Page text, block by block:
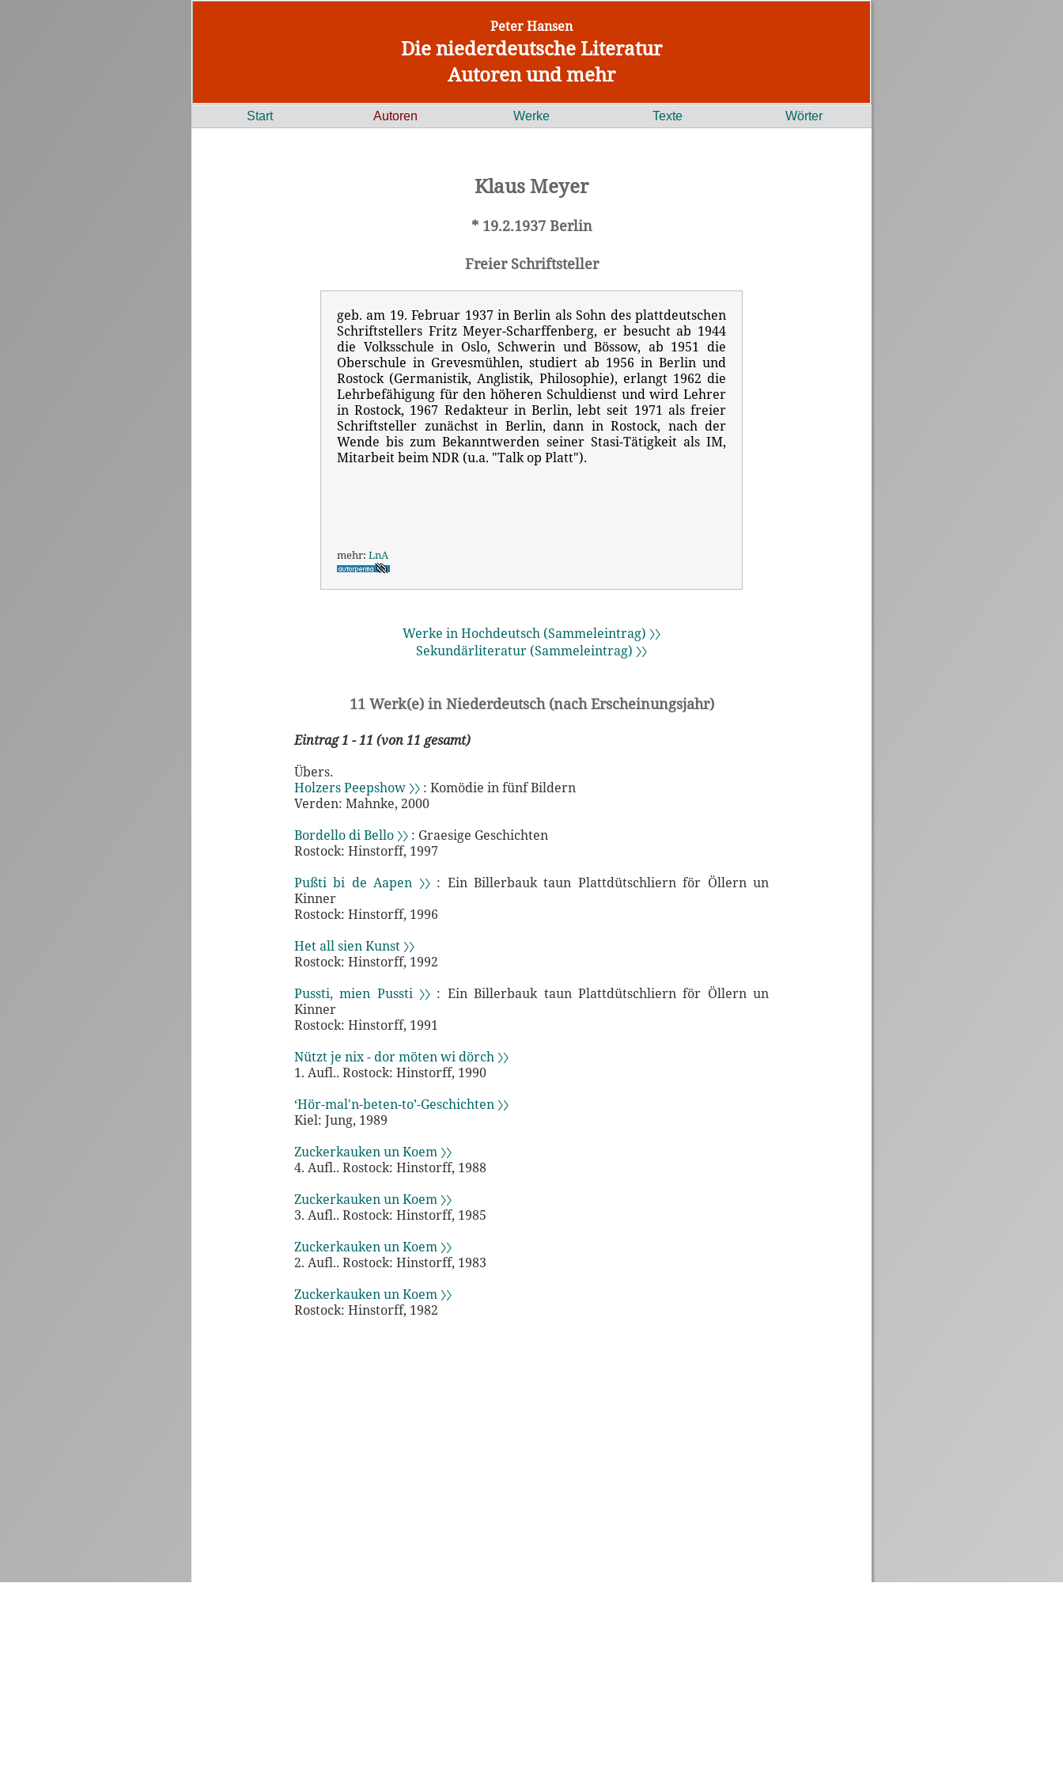
Peter Hansen
Die niederdeutsche Literatur
Autoren und mehr
Start Autoren Werke Texte Wörter
Klaus Meyer
* 19.2.1937 Berlin
Freier Schriftsteller
geb. am 19. Februar 1937 in Berlin als Sohn des plattdeutschen
Schriftstellers Fritz Meyer-Scharffenberg, er besucht ab 1944
die Volksschule in Oslo, Schwerin und Bössow, ab 1951 die
Oberschule in Grevesmühlen, studiert ab 1956 in Berlin und
Rostock (Germanistik, Anglistik, Philosophie), erlangt 1962 die
Lehrbefähigung für den höheren Schuldienst und wird Lehrer
in Rostock, 1967 Redakteur in Berlin, lebt seit 1971 als freier
Schriftsteller zunächst in Berlin, dann in Rostock, nach der
Wende bis zum Bekanntwerden seiner Stasi-Tätigkeit als IM,
Mitarbeit beim NDR (u.a. "Talk op Platt").
mehr: LnA
Werke in Hochdeutsch (Sammeleintrag) 〉〉
Sekundärliteratur (Sammeleintrag) 〉〉
11 Werk(e) in Niederdeutsch (nach Erscheinungsjahr)
Eintrag 1 - 11 (von 11 gesamt)
Übers.
Holzers Peepshow 〉〉 : Komödie in fünf Bildern
Verden: Mahnke, 2000
Bordello di Bello 〉〉 : Graesige Geschichten
Rostock: Hinstorff, 1997
Pußti bi de Aapen 〉〉: Ein Billerbauk taun Plattdütschliern för Öllern un
Kinner
Rostock: Hinstorff, 1996
Het all sien Kunst 〉〉
Rostock: Hinstorff, 1992
Pussti, mien Pussti 〉〉 : Ein Billerbauk taun Plattdütschliern för Öllern un
Kinner
Rostock: Hinstorff, 1991
Nützt je nix - dor möten wi dörch 〉〉
1. Aufl.. Rostock: Hinstorff, 1990
‘Hör-mal'n-beten-to’-Geschichten 〉〉
Kiel: Jung, 1989
Zuckerkauken un Koem 〉〉
4. Aufl.. Rostock: Hinstorff, 1988
Zuckerkauken un Koem 〉〉
3. Aufl.. Rostock: Hinstorff, 1985
Zuckerkauken un Koem 〉〉
2. Aufl.. Rostock: Hinstorff, 1983
Zuckerkauken un Koem 〉〉
Rostock: Hinstorff, 1982